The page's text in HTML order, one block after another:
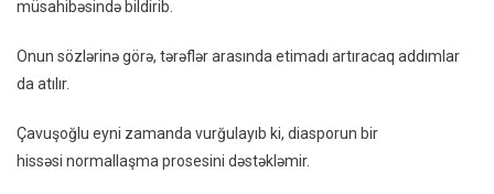
müsahibəsində bildirib.
Onun sözlərinə görə, tərəflər arasında etimadı artıracaq addımlar
da atılır.
Çavuşoğlu eyni zamanda vurğulayıb ki, diasporun bir
hissəsi normallaşma prosesini dəstəkləmir.